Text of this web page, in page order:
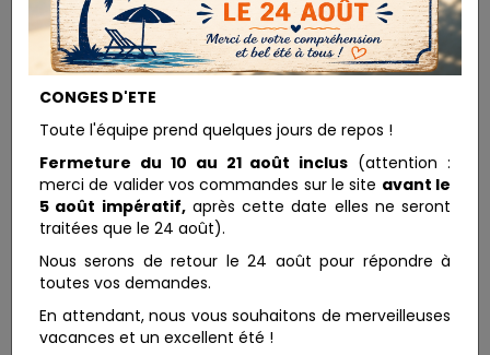
DESTOCKAGE
CONGES D'ETE
Toute l'équipe prend quelques jours de repos !
Fermeture du 10 au 21 août inclus (attention :
merci de valider vos commandes sur le site avant le
5 août impératif,après cette date elles ne seront
traitées que le 24 août).
Nous serons de retour le 24 août pour répondre à
toutes vos demandes.
En attendant, nous vous souhaitons de merveilleuses
vacances et un excellent été !